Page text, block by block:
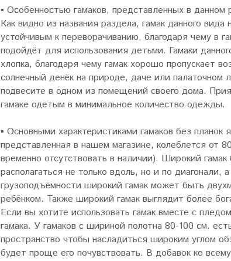
▪ Особенностью гамаков, представленных в данном
Как видно из названия раздела, гамак данного
устойчивым к переворачиванию, благодаря чему в
подойдёт для использования детьми. Гамаки
хлопка, благодаря чему гамак хорошо пропускает
солнечный денёк на природе, даче или палаточном
подвесите в одном из помещений своего дома.
гамаке одетым в минимальное количество одежды.
▪ Основными характеристиками гамаков без
представленная в нашем магазине, колеблется от
временно отсутствовать в наличии). Широкий
располагаться не только вдоль, но и по
грузоподъёмности широкий гамак может быть
ребёнком. Также широкий гамак выглядит более
Если вы хотите использовать гамак вместе с
гамака. У гамаков с шириной полотна 80-100 см.
пространство чтобы насладиться широким углом
будет проще его почувствовать. В добавок ко